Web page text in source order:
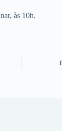
às 10h.